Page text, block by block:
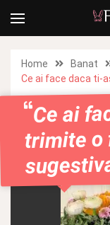
Home Banat
Ce ai face daca ti-
Ce ai
trimite o